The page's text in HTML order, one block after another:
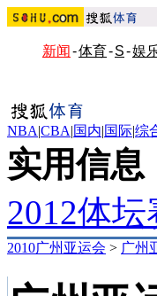
新闻 -体育-S-娱
NBA|CBA|国内|国际|综
实用信息
2012体坛
2010广州亚运会 > 广州